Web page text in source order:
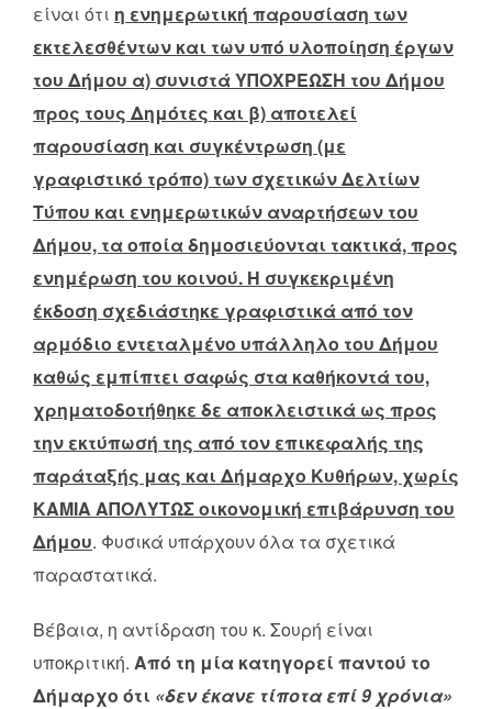
είναι ότι η ενημερωτική παρουσίαση των
εκτελεσθέντων και των υπό υλοποίηση έργων
του Δήμου α) συνιστά ΥΠΟΧΡΕΩΣΗ του Δήμου
προς τους Δημότες και β) αποτελεί
παρουσίαση και συγκέντρωση (με
γραφιστικό τρόπο) των σχετικών Δελτίων
Τύπου και ενημερωτικών αναρτήσεων του
Δήμου, τα οποία δημοσιεύονται τακτικά, προς
ενημέρωση του κοινού. Η συγκεκριμένη
έκδοση σχεδιάστηκε γραφιστικά από τον
αρμόδιο εντεταλμένο υπάλληλο του Δήμου
καθώς εμπίπτει σαφώς στα καθήκοντά του,
χρηματοδοτήθηκε δε αποκλειστικά ως προς
την εκτύπωσή της από τον επικεφαλής της
παράταξής μας και Δήμαρχο Κυθήρων, χωρίς
ΚΑΜΙΑ ΑΠΟΛΥΤΩΣ οικονομική επιβάρυνση του
Δήμου. Φυσικά υπάρχουν όλα τα σχετικά
παραστατικά.
Βέβαια, η αντίδραση του κ. Σουρή είναι
υποκριτική. Από τη μία κατηγορεί παντού το
Δήμαρχο ότι «δεν έκανε τίποτα επί 9 χρόνια»